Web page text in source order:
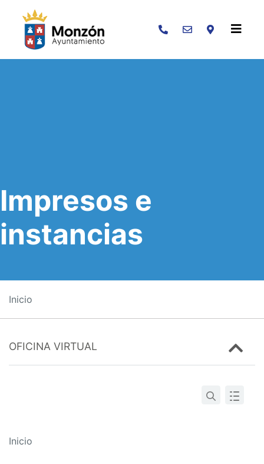
Buscar
Impresos e
instancias
Inicio
OFICINA VIRTUAL
Inicio